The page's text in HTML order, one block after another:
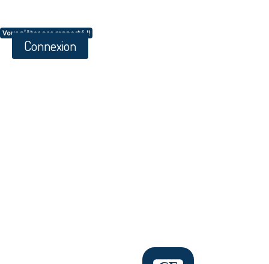
Vous n'êtes pas connecté !!
Connexion